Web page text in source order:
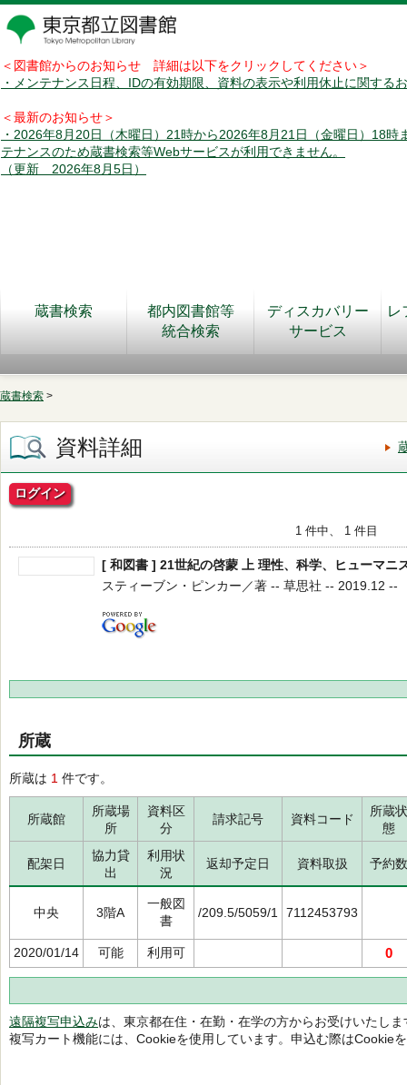
＜図書館からのお知らせ 詳細は以下をクリックしてください＞
・メンテナンス日程、IDの有効期限、資料の表示や利用休止に関する
＜最新のお知らせ＞
・2026年8月20日（木曜日）21時から2026年8月21日（金曜日）18時
テナンスのため蔵書検索等Webサービスが利用できません。
（更新 2026年8月5日）
蔵書検索
都内図書館等
統合検索
ディスカバリー
サービス
レ
蔵書検索 >
資料詳細
ログイン
1 件中、 1 件目
[ 和図書 ] 21世紀の啓蒙 上 理性、科学、ヒューマニ
スティーブン・ピンカー／著 -- 草思社 -- 2019.12 --
所蔵
所蔵は 1 件です。
所蔵館
所蔵場
所
資料区
分
請求記号 資料コード
所蔵状
態
配架日
協力貸
出
利用状
況
返却予定日 資料取扱 予約数
中央 3階A
一般図
書
/209.5/5059/1 7112453793
2020/01/14 可能 利用可 0
遠隔複写申込みは、東京都在住・在勤・在学の方からお受けいたしま
複写カート機能には、Cookieを使用しています。申込む際はCookie